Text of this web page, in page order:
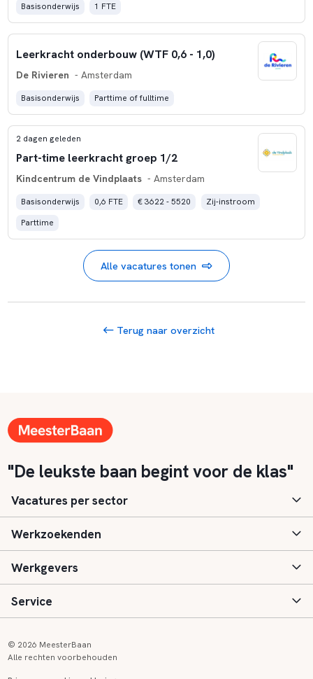
Basisonderwijs 1 FTE
Leerkracht onderbouw (WTF 0,6 - 1,0)
De Rivieren - Amsterdam
Basisonderwijs Parttime of fulltime
2 dagen geleden
Part-time leerkracht groep 1/2
Kindcentrum de Vindplaats - Amsterdam
Basisonderwijs 0,6 FTE € 3622 - 5520
Zij-instroom
Parttime
Alle vacatures tonen
Terug naar overzicht
"De leukste baan begint voor de klas"
Vacatures per sector
Basisonderwijs
Speciaal (basis) onderwijs
Voortgezet onderwijs
Werkzoekenden
Aanmelden
Vacatures
Werkgevers
Inloggen
Service
© 2026 MeesterBaan
Alle rechten voorbehouden